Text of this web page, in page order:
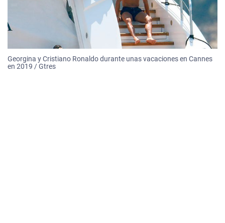
Georgina y Cristiano Ronaldo durante unas vacaciones en Cannes
en 2019 / Gtres